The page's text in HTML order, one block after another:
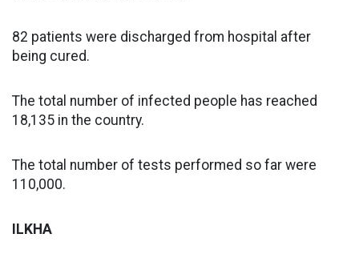
​82 patients were discharged from hospital after
being cured.
The total number of infected people has reached
18,135 in the country.
The total number of tests performed so far were
110,000.
ILKHA